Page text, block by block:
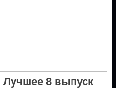
Лучшее 8 выпуск